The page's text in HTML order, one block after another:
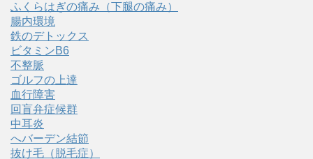
ふくらはぎの痛み（下腿の痛み）
腸内環境
鉄のデトックス
ビタミンB6
不整脈
ゴルフの上達
血行障害
回盲弁症候群
中耳炎
へバーデン結節
抜け毛（脱毛症）